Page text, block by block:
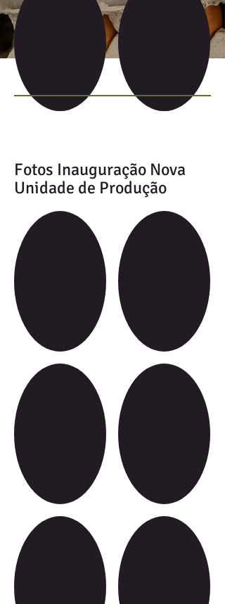
Fotos Inauguração Nova
Unidade de Produção